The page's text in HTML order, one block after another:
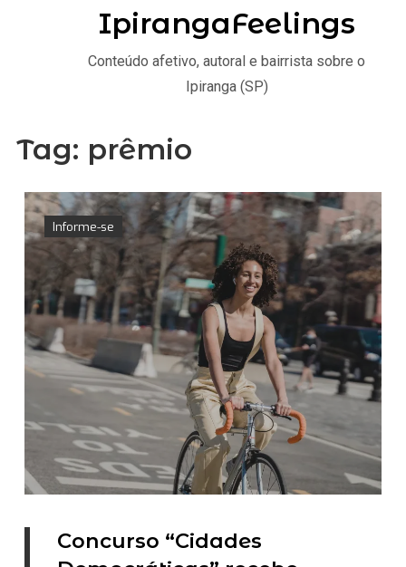
Tag: prêmio
Informe-se
Concurso “Cidades
IpirangaFeelings
Conteúdo afetivo, autoral e bairrista sobre o
Ipiranga (SP)